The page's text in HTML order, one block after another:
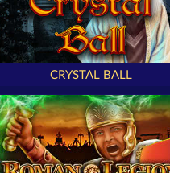
CRYSTAL BALL